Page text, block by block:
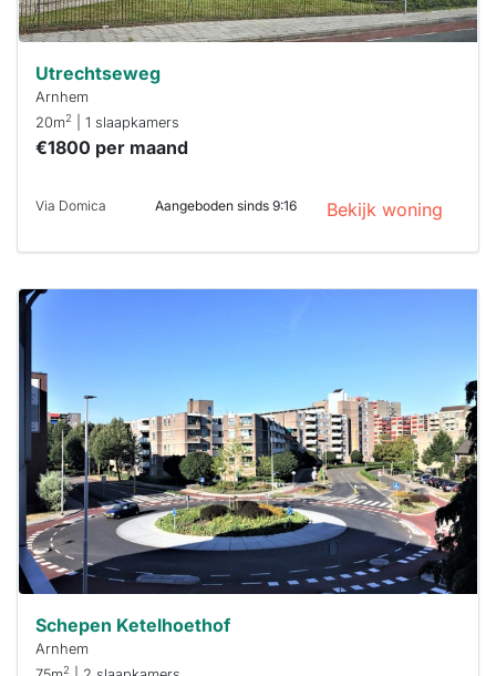
Utrechtseweg
Arnhem
20m2 | 1 slaapkamers
€1800 per maand
Via Domica Aangeboden sinds 9:16 Bekijk woning
maken moet je
binnen 15
minuten
reageren.
Stekkies helpt
je hierbij!
Schepen Ketelhoethof
Arnhem
2